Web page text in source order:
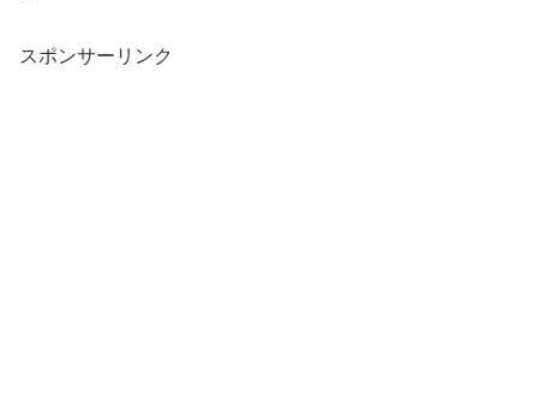
スポンサーリンク